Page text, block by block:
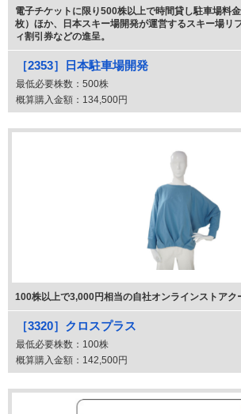
電子チケットに限り500株以上で時間貸し駐車場料
枚）ほか、日本スキー場開発が運営するスキー場リ
ィ割引券などの進呈。
［2353］日本駐車場開発
最低必要株数： 500株
概算購入金額： 134,500円
100株以上で3,000円相当の自社オンラインストアク
［3320］クロスプラス
最低必要株数： 100株
概算購入金額： 142,500円